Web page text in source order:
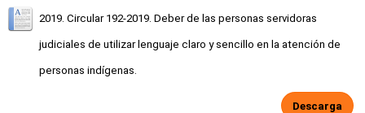
2019. Circular 192-2019. Deber de las personas servidoras
judiciales de utilizar lenguaje claro y sencillo en la atención de
personas indígenas.
Descarga